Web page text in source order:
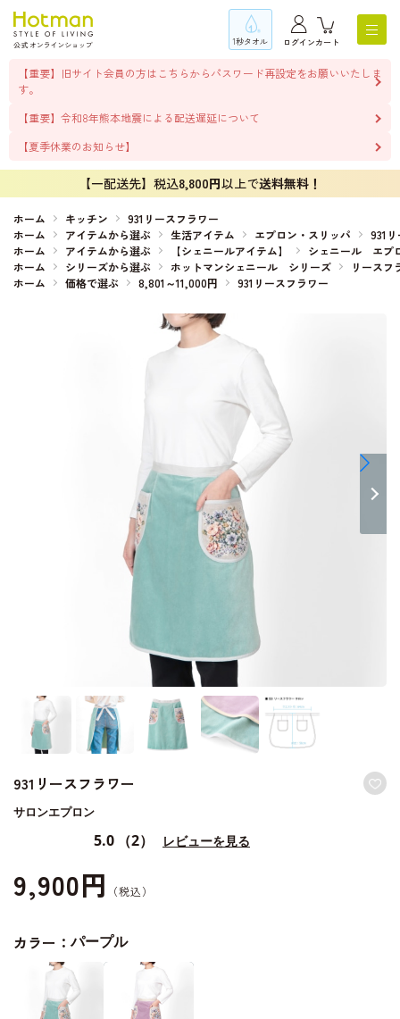
1秒タオル ログインカート
【重要】旧サイト会員の方はこちらからパスワード再設定をお願いいたしま
す。
【重要】令和8年熊本地震による配送遅延について
【夏季休業のお知らせ】
【一配送先】税込8,800円以上で送料無料！
ホーム キッチン
931リースフラワー
ホーム
アイテムから選ぶ 生活アイテム エプロン・スリッパ
931
ホーム
アイテムから選ぶ 【シェニールアイテム】
シェニール エプ
ホーム
シリーズから選ぶ ホットマンシェニール シリーズ
リースフ
ホーム
価格で選ぶ 8,801～11,000円 931リースフラワー
931リースフラワー
サロンエプロン
5.0 （2） レビューを見る
9,900円
カラー：パープル